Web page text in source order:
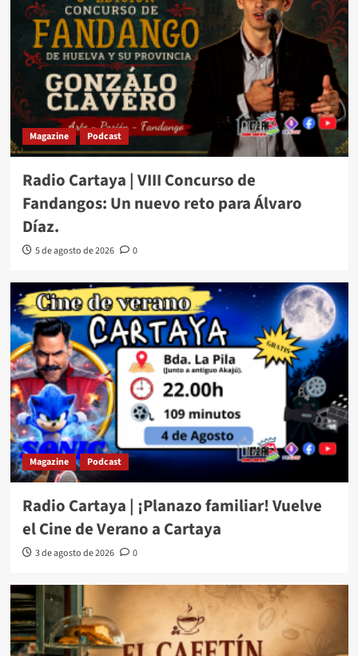
Magazine Podcast
Radio Cartaya | VIII Concurso de
Fandangos: Un nuevo reto para Álvaro
Díaz.
5 de agosto de 2026 0
Magazine Podcast
Radio Cartaya | ¡Planazo familiar! Vuelve
el Cine de Verano a Cartaya
3 de agosto de 2026 0